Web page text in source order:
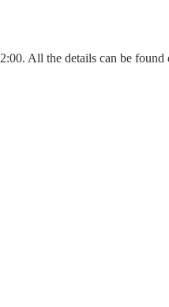
All the details can be